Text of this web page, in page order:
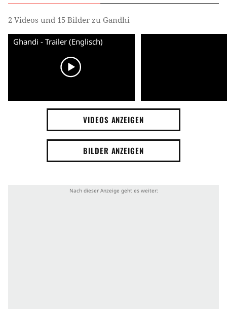
2 Videos und 15 Bilder zu Gandhi
Ghandi - Trailer (Englisch)
VIDEOS ANZEIGEN
BILDER ANZEIGEN